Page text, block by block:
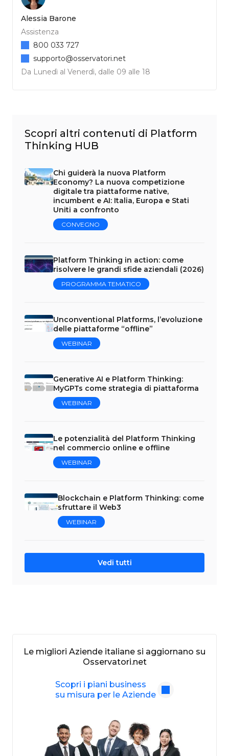
Alessia Barone
Assistenza
Da Lunedì al Venerdì, dalle 09 alle 18
800 033 727
supporto@osservatori.net
Scopri altri contenuti di Platform
Thinking HUB
Chi guiderà la nuova Platform
Economy? La nuova competizione
digitale tra piattaforme native,
incumbent e AI: Italia, Europa e Stati
Uniti a confronto
CONVEGNO
Platform Thinking in action: come
risolvere le grandi sfide aziendali (2026)
PROGRAMMA TEMATICO
Unconventional Platforms, l’evoluzione
delle piattaforme “offline”
WEBINAR
Generative AI e Platform Thinking:
MyGPTs come strategia di piattaforma
WEBINAR
Le potenzialità del Platform Thinking
nel commercio online e offline
WEBINAR
Blockchain e Platform Thinking: come
sfruttare il Web3
WEBINAR
Vedi tutti
Le migliori Aziende italiane si aggiornano su
Osservatori.net
Scopri i piani business
su misura per le Aziende